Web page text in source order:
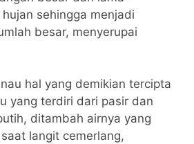
sehingga menjadi
besar, menyerupai
hal yang demikian tercipta
yang terdiri dari pasir dan
ditambah airnya yang
langit cemerlang,